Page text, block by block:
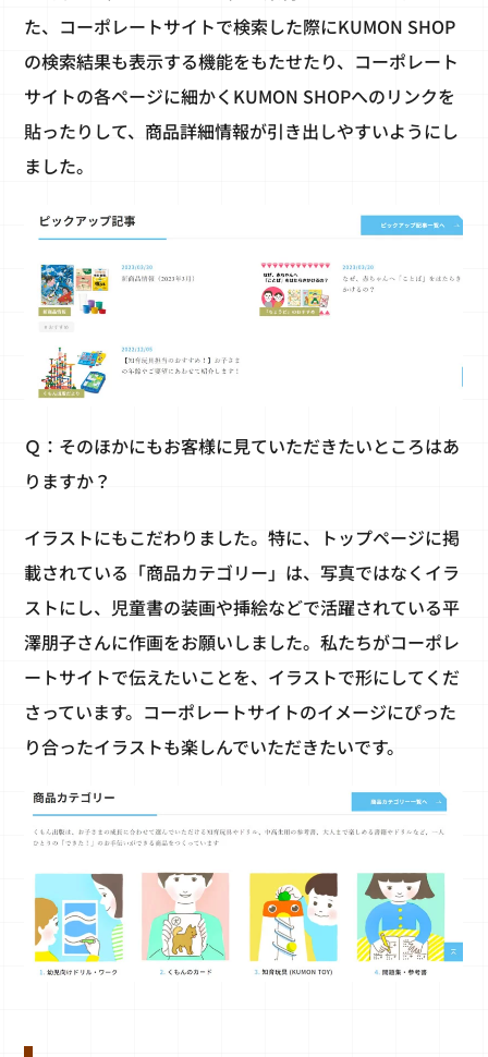
た、コーポレートサイトで検索した際にKUMON SHOP
の検索結果も表示する機能をもたせたり、コーポレート
サイトの各ページに細かくKUMON SHOPへのリンクを
貼ったりして、商品詳細情報が引き出しやすいようにし
ました。
Ｑ：そのほかにもお客様に見ていただきたいところはあ
りますか？
イラストにもこだわりました。特に、トップページに掲
載されている「商品カテゴリー」は、写真ではなくイラ
ストにし、児童書の装画や挿絵などで活躍されている平
澤朋子さんに作画をお願いしました。私たちがコーポレ
ートサイトで伝えたいことを、イラストで形にしてくだ
さっています。コーポレートサイトのイメージにぴった
り合ったイラストも楽しんでいただきたいです。